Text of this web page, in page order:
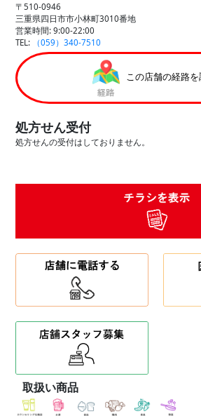
〒510-0946
三重県四日市市小林町3010番地
営業時間: 9:00-22:00
TEL:
（059）340-7510
この店舗の経路
処方せん受付
処方せんの受付はしておりません。
取扱い商品